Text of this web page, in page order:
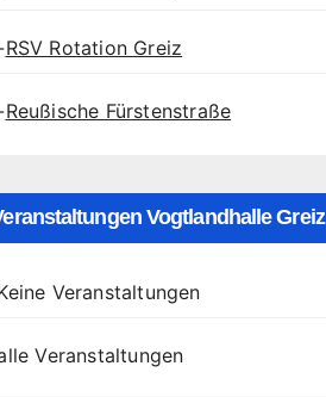
RSV Rotation Greiz
Reußische Fürstenstraße
Vogtlandhalle Greiz
Veranstaltungen
Veranstaltungen